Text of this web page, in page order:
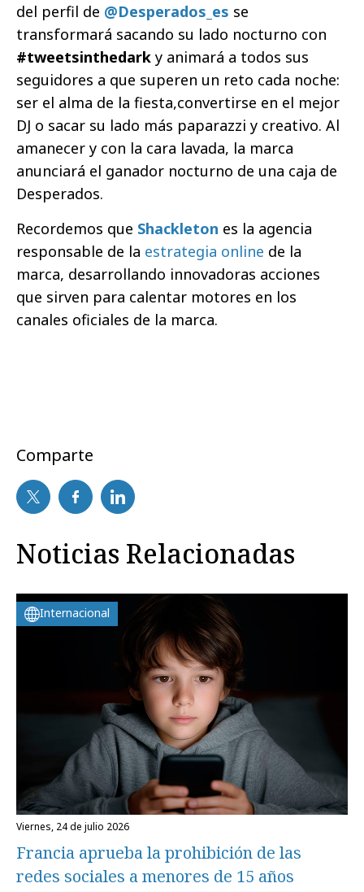
del perfil de @Desperados_es se
transformará sacando su lado nocturno con
#tweetsinthedark y animará a todos sus
seguidores a que superen un reto cada noche:
ser el alma de la fiesta,convertirse en el mejor
DJ o sacar su lado más paparazzi y creativo. Al
amanecer y con la cara lavada, la marca
anunciará el ganador nocturno de una caja de
Desperados.
Recordemos que Shackleton es la agencia
responsable de la estrategia online de la
marca, desarrollando innovadoras acciones
que sirven para calentar motores en los
canales oficiales de la marca.
Comparte
Noticias Relacionadas
Internacional
viernes, 24 de julio 2026
Francia aprueba la prohibición de las
redes sociales a menores de 15 años